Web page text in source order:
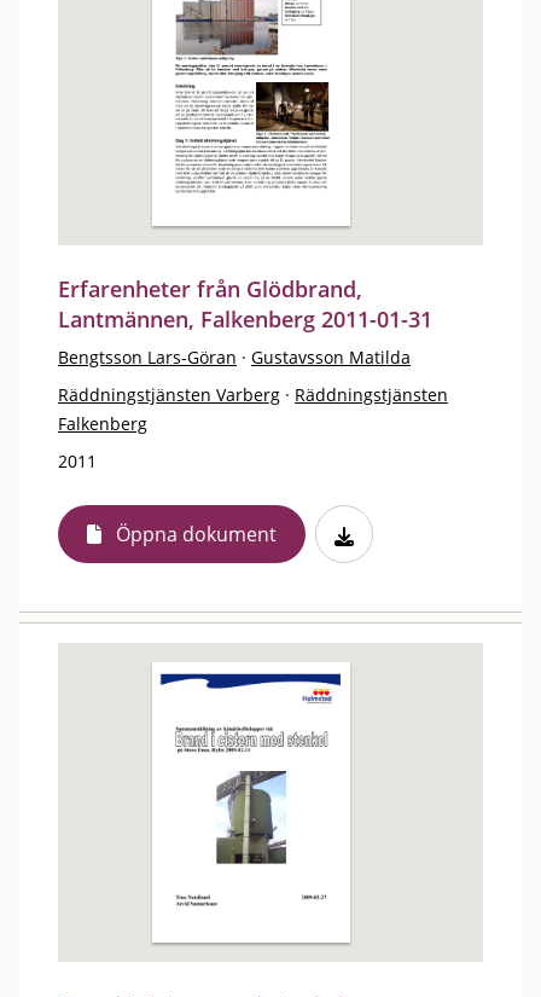
Erfarenheter från Glödbrand,
Lantmännen, Falkenberg 2011-01-31
Bengtsson Lars-Göran · Gustavsson Matilda
Räddningstjänsten Varberg · Räddningstjänsten
Falkenberg
2011
Öppna dokument